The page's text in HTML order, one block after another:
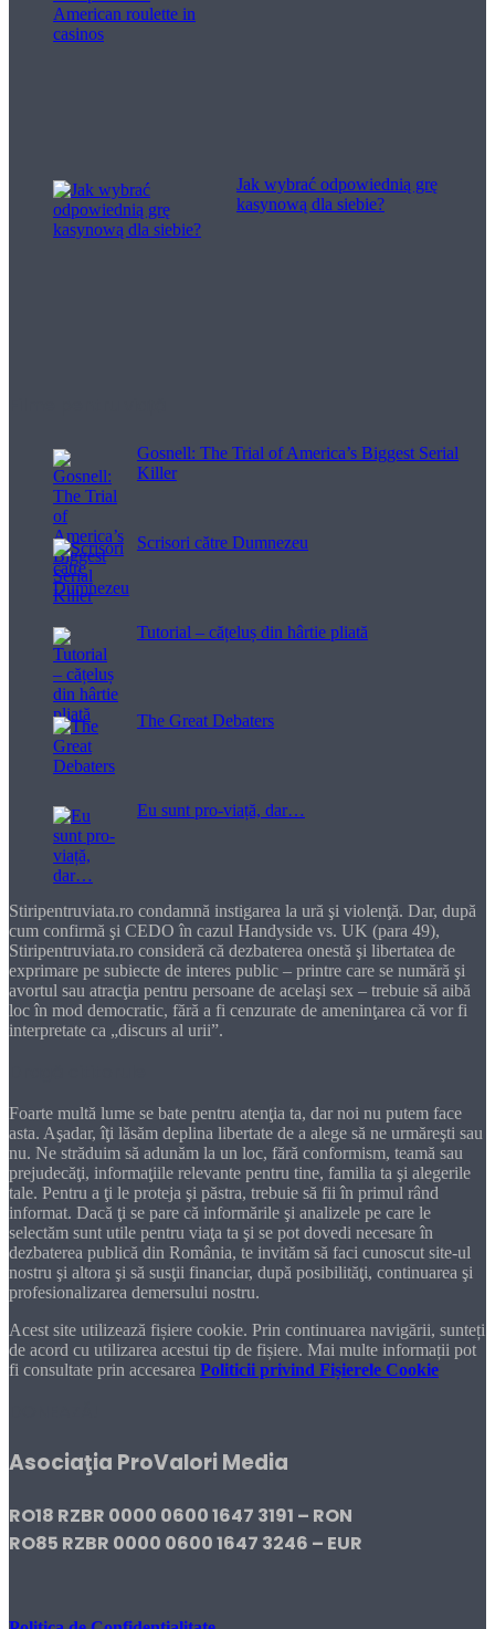
Jak wybrać odpowiednią grę
kasynową dla siebie?
Gosnell: The Trial of America’s Biggest Serial
Killer
Scrisori către Dumnezeu
Tutorial – cățeluș din hârtie pliată
The Great Debaters
Eu sunt pro-viață, dar…
Stiripentruviata.ro condamnă instigarea la ură şi violenţă. Dar, după
cum confirmă şi CEDO în cazul Handyside vs. UK (para 49),
Stiripentruviata.ro consideră că dezbaterea onestă şi libertatea de
exprimare pe subiecte de interes public – printre care se numără şi
avortul sau atracţia pentru persoane de acelaşi sex – trebuie să aibă
loc în mod democratic, fără a fi cenzurate de ameninţarea că vor fi
interpretate ca „discurs al urii”.
Foarte multă lume se bate pentru atenţia ta, dar noi nu putem face
asta. Aşadar, îţi lăsăm deplina libertate de a alege să ne urmăreşti sau
nu. Ne străduim să adunăm la un loc, fără conformism, teamă sau
prejudecăţi, informaţiile relevante pentru tine, familia ta şi alegerile
tale. Pentru a ţi le proteja şi păstra, trebuie să fii în primul rând
informat. Dacă ţi se pare că informările şi analizele pe care le
selectăm sunt utile pentru viaţa ta şi se pot dovedi necesare în
dezbaterea publică din România, te invităm să faci cunoscut site-ul
nostru şi altora şi să susţii financiar, după posibilităţi, continuarea şi
profesionalizarea demersului nostru.
Acest site utilizează fișiere cookie. Prin continuarea navigării, sunteți
de acord cu utilizarea acestui tip de fișiere. Mai multe informații pot
fi consultate prin accesarea Politicii privind Fișierele Cookie
Asociaţia ProValori Media
RO18 RZBR 0000 0600 1647 3191 – RON
RO85 RZBR 0000 0600 1647 3246 – EUR